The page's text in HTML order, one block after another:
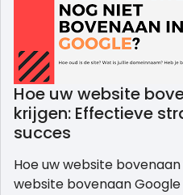
Hoe uw website
krijgen: Effectieve
succes
Hoe uw website
website bovenaan